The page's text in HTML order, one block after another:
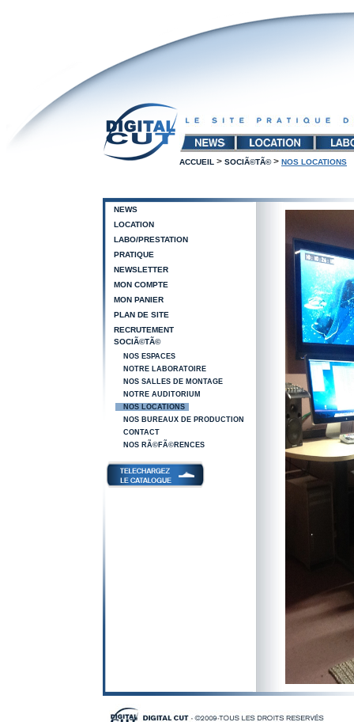
ACCUEIL > SOCIÃ©TÃ©> NOS LOCATIONS
NEWS
LOCATION
LABO/PRESTATION
PRATIQUE
NEWSLETTER
MON COMPTE
MON PANIER
PLAN DE SITE
RECRUTEMENT
SOCIÃ©TÃ©
NOS ESPACES
NOTRE LABORATOIRE
NOS SALLES DE MONTAGE
NOTRE AUDITORIUM
NOS LOCATIONS
NOS BUREAUX DE PRODUCTION
CONTACT
NOS RÃ©FÃ©RENCES